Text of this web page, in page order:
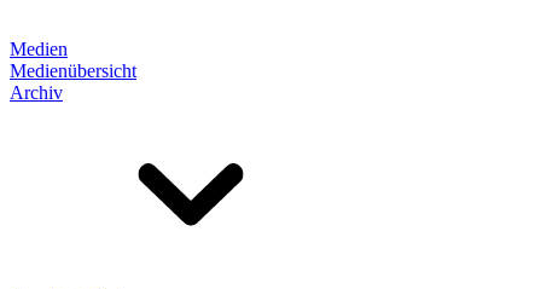
Medien
Medienübersicht
Archiv